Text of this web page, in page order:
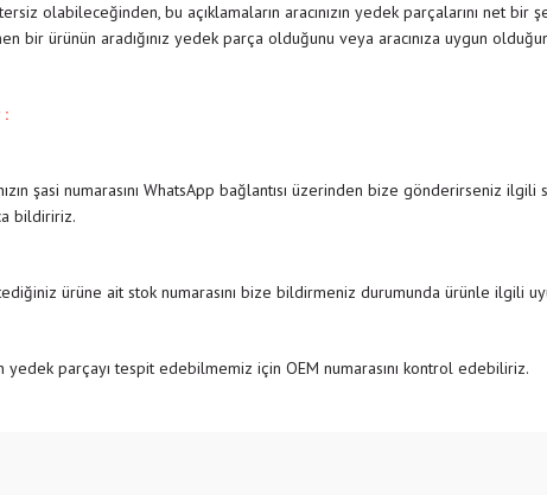
olabileceğinden, bu açıklamaların aracınızın yedek parçalarını net
bir ürünün aradığınız yedek parça olduğunu veya aracınıza uygun
:
şasi numarasını WhatsApp bağlantısı üzerinden bize gönderirseniz
bildiririz.
ürüne ait stok numarasını bize bildirmeniz durumunda ürünle ilgili
yedek parçayı tespit edebilmemiz için OEM numarasını kontrol edebiliriz.